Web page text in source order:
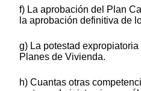
f) La aprobación del Plan
la aprobación definitiva de
g) La potestad
Planes de Vivienda.
h) Cuantas otras